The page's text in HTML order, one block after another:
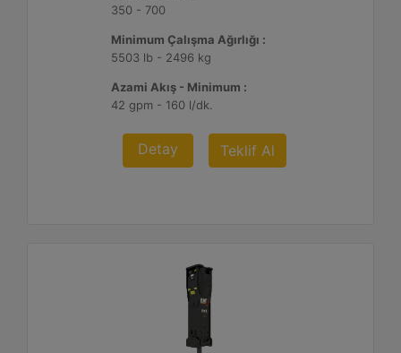
350 - 700
Minimum Çalışma Ağırlığı :
5503 lb - 2496 kg
Azami Akış - Minimum :
42 gpm - 160 l/dk.
Detay Teklif Al